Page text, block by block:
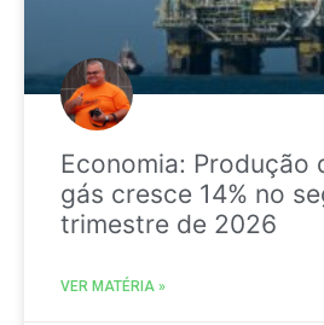
Economia: Produção
gás cresce 14% no
trimestre de 2026
VER MATÉRIA »